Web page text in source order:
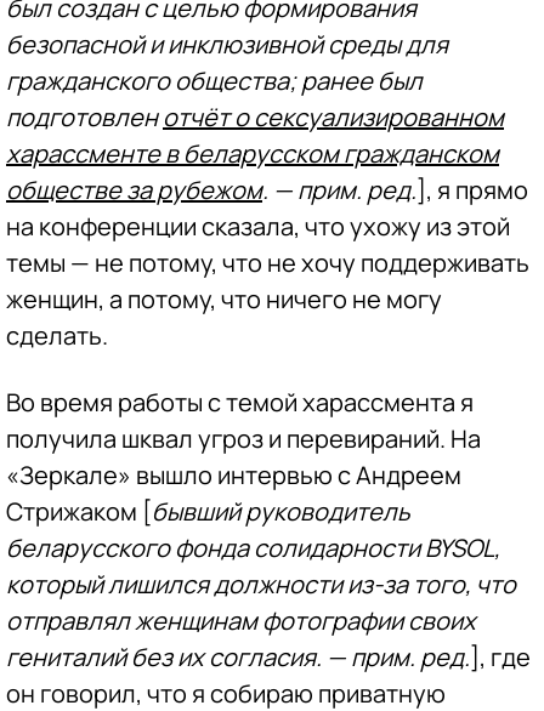
был создан с целью формирования
безопасной и инклюзивной среды для
гражданского общества; ранее был
подготовленотчёт о сексуализированном
харассменте в беларусском гражданском
обществе за рубежом. — прим. ред.], я прямо
на конференции сказала, что ухожу из этой
темы — не потому, что не хочу поддерживать
женщин, а потому, что ничего не могу
сделать.
Во время работы с темой харассмента я
получила шквал угроз и перевираний. На
«Зеркале» вышло интервью с Андреем
Стрижаком [бывший руководитель
беларусского фонда солидарности BYSOL,
который лишился должности из-за того, что
отправлял женщинам фотографии своих
гениталий без их согласия. — прим. ред.], где
он говорил, что я собираю приватную